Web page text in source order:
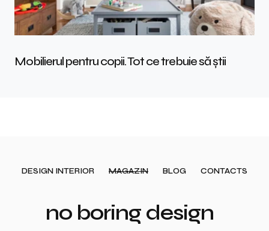
Mobilierul pentru copii. Tot ce trebuie să știi
DESIGN INTERIOR MAGAZIN BLOG CONTACTS
no boring design